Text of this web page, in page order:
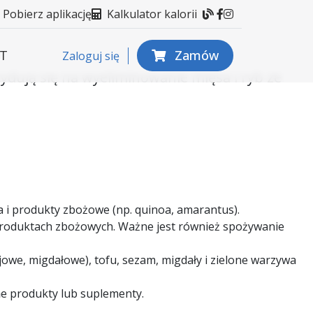
Pobierz aplikację Kalkulator kalorii BlogFacebook
Instagram
Zaloguj się Zamów
się na wyeliminowanie mięsa i ryb ze
i produkty zbożowe (np. quinoa, amarantus).
zbożowych. Ważne jest również spożywanie
migdałowe), tofu, sezam, migdały i zielone warzywa
produkty lub suplementy.